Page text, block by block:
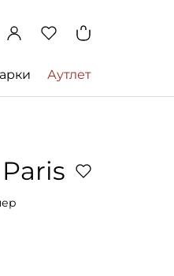
Аутлет